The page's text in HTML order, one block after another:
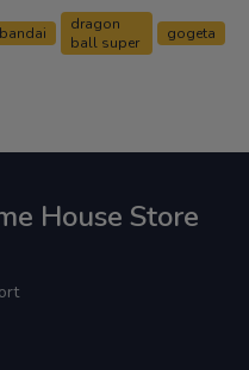
bandai
dragon
ball super
gogeta
House Store